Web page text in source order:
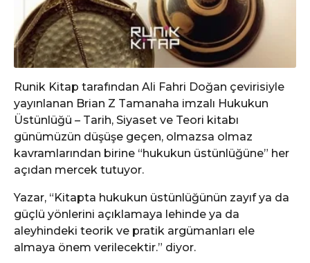
Runik Kitap tarafından Ali Fahri Doğan çevirisiyle
yayınlanan Brian Z Tamanaha imzalı Hukukun
Üstünlüğü – Tarih, Siyaset ve Teori kitabı
günümüzün düşüşe geçen, olmazsa olmaz
kavramlarından birine “hukukun üstünlüğüne” her
açıdan mercek tutuyor.
Yazar, “Kitapta hukukun üstünlüğünün zayıf ya da
güçlü yönlerini açıklamaya lehinde ya da
aleyhindeki teorik ve pratik argümanları ele
almaya önem verilecektir.” diyor.